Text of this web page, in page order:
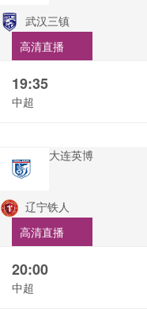
武汉三镇
高清直播
19:35
中超
大连英博
辽宁铁人
高清直播
20:00
中超